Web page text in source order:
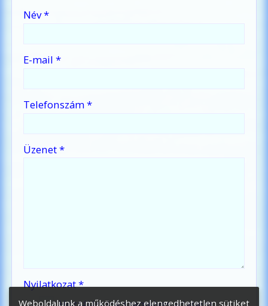
-
Név*
E-mail*
Telefonszám*
Üzenet*
Nyilatkozat*
Weboldalunk a működéshez elengedhetetlen sütiket